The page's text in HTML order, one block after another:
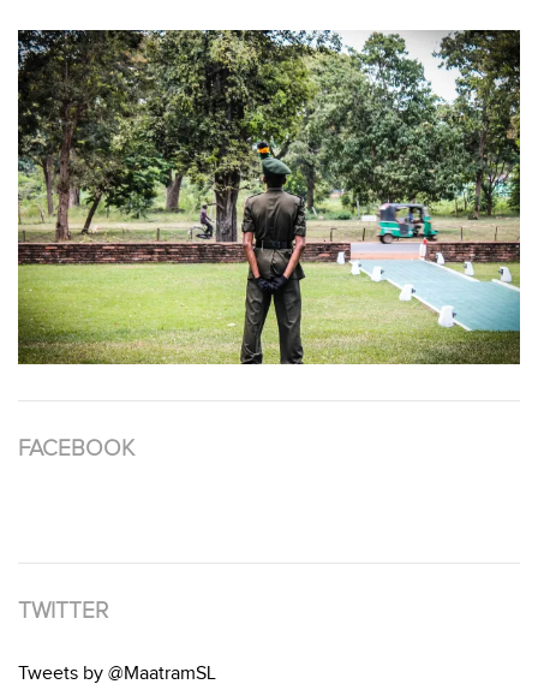
FACEBOOK
TWITTER
Tweets by @MaatramSL